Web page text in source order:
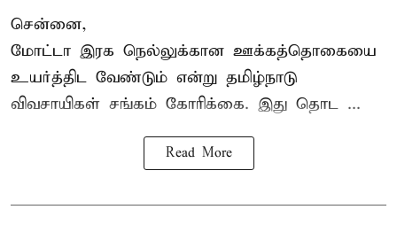
சென்னை,
மோட்டா இரக நெல்லுக்கான ஊக்கத்தொகையை
உயர்த்திட வேண்டும் என்று தமிழ்நாடு
விவசாயிகள் சங்கம் கோரிக்கை. இது தொட ...
Read More